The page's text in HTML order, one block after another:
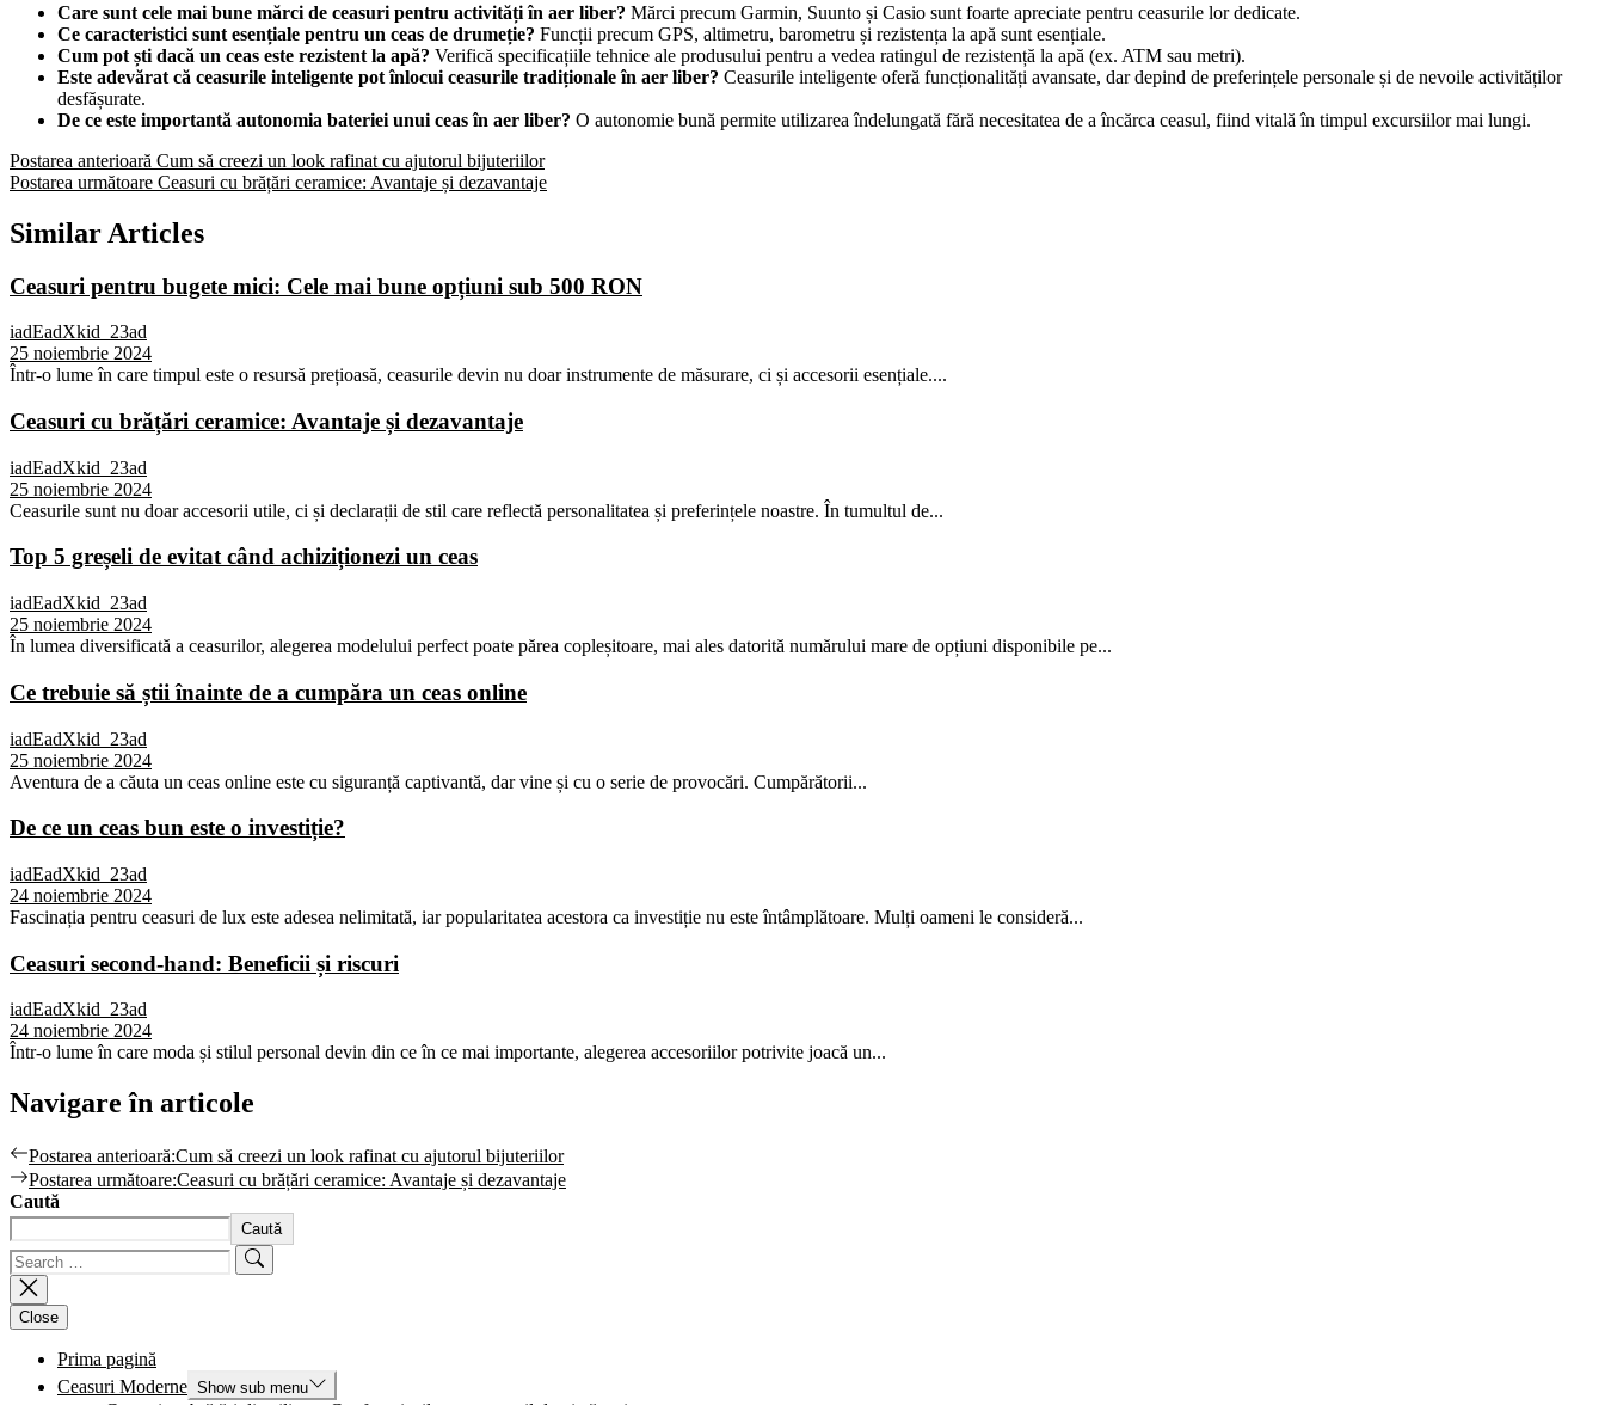
Care sunt cele mai bune mărci de ceasuri pentru activități în aer liber? Mărci precum Garmin, Suunto și Casio sunt foarte apreciate pentru ceasurile lor dedicate.
Ce caracteristici sunt esențiale pentru un ceas de drumeție? Funcții precum GPS, altimetru, barometru și rezistența la apă sunt esențiale.
Cum pot ști dacă un ceas este rezistent la apă? Verifică specificațiile tehnice ale produsului pentru a vedea ratingul de rezistență la apă (ex. ATM sau metri).
Este adevărat că ceasurile inteligente pot înlocui ceasurile tradiționale în aer liber? Ceasurile inteligente oferă funcționalități avansate, dar depind de preferințele personale și de nevoile activităților
desfășurate.
De ce este importantă autonomia bateriei unui ceas în aer liber? O autonomie bună permite utilizarea îndelungată fără necesitatea de a încărca ceasul, fiind vitală în timpul excursiilor mai lungi.
Postarea anterioară Cum să creezi un look rafinat cu ajutorul bijuteriilor
Postarea următoare Ceasuri cu brățări ceramice: Avantaje și dezavantaje
Similar Articles
Ceasuri pentru bugete mici: Cele mai bune opțiuni sub 500 RON
iadEadXkid_23ad
25 noiembrie 2024
Într-o lume în care timpul este o resursă prețioasă, ceasurile devin nu doar instrumente de măsurare, ci și accesorii esențiale....
Ceasuri cu brățări ceramice: Avantaje și dezavantaje
iadEadXkid_23ad
25 noiembrie 2024
Ceasurile sunt nu doar accesorii utile, ci și declarații de stil care reflectă personalitatea și preferințele noastre. În tumultul de...
Top 5 greșeli de evitat când achiziționezi un ceas
iadEadXkid_23ad
25 noiembrie 2024
În lumea diversificată a ceasurilor, alegerea modelului perfect poate părea copleșitoare, mai ales datorită numărului mare de opțiuni disponibile pe...
Ce trebuie să știi înainte de a cumpăra un ceas online
iadEadXkid_23ad
25 noiembrie 2024
Aventura de a căuta un ceas online este cu siguranță captivantă, dar vine și cu o serie de provocări. Cumpărătorii...
De ce un ceas bun este o investiție?
iadEadXkid_23ad
24 noiembrie 2024
Fascinația pentru ceasuri de lux este adesea nelimitată, iar popularitatea acestora ca investiție nu este întâmplătoare. Mulți oameni le consideră...
Ceasuri second-hand: Beneficii și riscuri
iadEadXkid_23ad
24 noiembrie 2024
Într-o lume în care moda și stilul personal devin din ce în ce mai importante, alegerea accesoriilor potrivite joacă un...
Navigare în articole
Postarea anterioară:Cum să creezi un look rafinat cu ajutorul bijuteriilor
Postarea următoare:Ceasuri cu brățări ceramice: Avantaje și dezavantaje
Caută
Caută
Close
Prima pagină
Ceasuri Moderne Show sub menu